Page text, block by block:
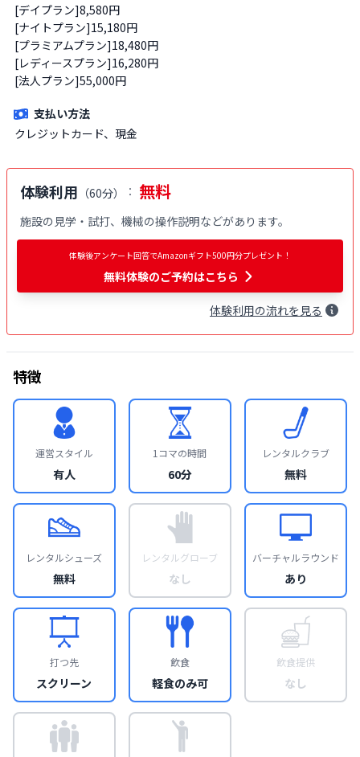
[デイプラン]8,580円
[ナイトプラン]15,180円
[プラミアムプラン]18,480円
[レディースプラン]16,280円
[法人プラン]55,000円
支払い方法
クレジットカード、現金
体験利用 （60分） ： 無料
施設の見学・試打、機械の操作説明などがあります。
体験後アンケート回答でAmazonギフト500円分プレゼント！
無料体験のご予約はこちら
体験利用の流れを見る
特徴
運営スタイル
有人
1コマの時間
60分
レンタルクラブ
無料
レンタルシューズ
無料
レンタルグローブ
なし
バーチャルラウンド
あり
打つ先
スクリーン
飲食
軽食のみ可
飲食提供
なし